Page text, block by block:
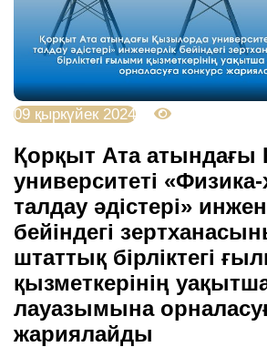
09 қыркүйек 2024
Қорқыт Ата
университеті
талдау әдістері»
бейіндегі
штаттық бірліктегі
қызметкерінің
лауазымына
жариялайды